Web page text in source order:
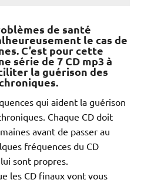
de santé
le cas de
C’est pour cette
série de 7 CD mp3 à
la guérison des
qui aident la guérison
Chaque CD doit
avant de passer au
fréquences du CD
sont propres.
les CD finaux vont vous